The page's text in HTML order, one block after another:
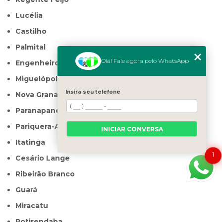
Lucélia
Castilho
Palmital
Engenheiro Coelho
Miguelópolis
Nova Granada
Paranapanema
Pariquera-Açu
Itatinga
Cesário Lange
Ribeirão Branco
Guará
Miracatu
1
Olá! Fale agora pelo WhatsApp
Insira seu telefone
INICIAR CONVERSA